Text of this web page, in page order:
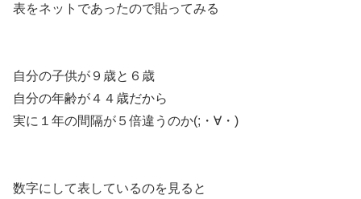
表をネットであったので貼ってみる
自分の子供が９歳と６歳
自分の年齢が４４歳だから
実に１年の間隔が５倍違うのか(;・∀・)
数字にして表しているのを見ると